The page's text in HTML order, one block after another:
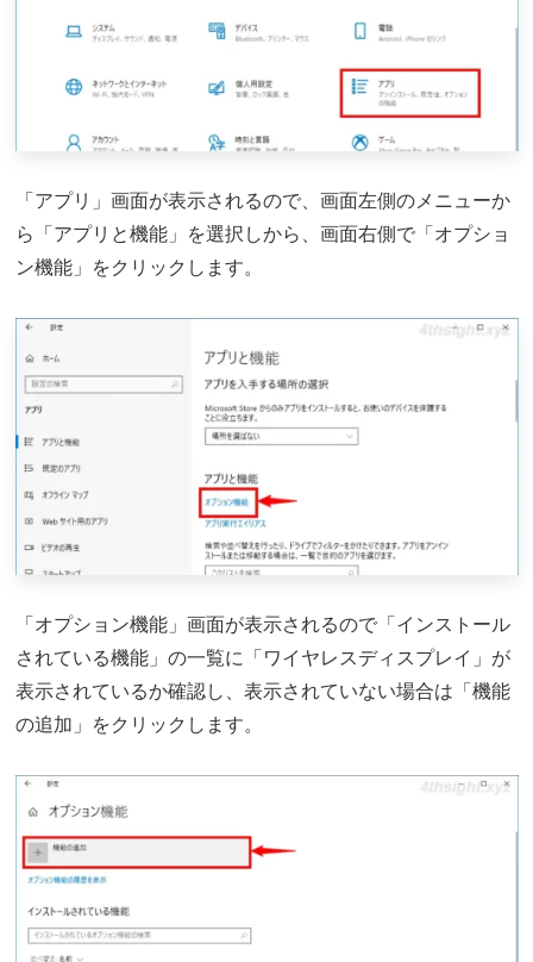
「アプリ」画面が表示されるので、画面左側のメニューか
ら「アプリと機能」を選択しから、画面右側で「オプショ
ン機能」をクリックします。
「オプション機能」画面が表示されるので「インストール
されている機能」の一覧に「ワイヤレスディスプレイ」が
表示されているか確認し、表示されていない場合は「機能
の追加」をクリックします。